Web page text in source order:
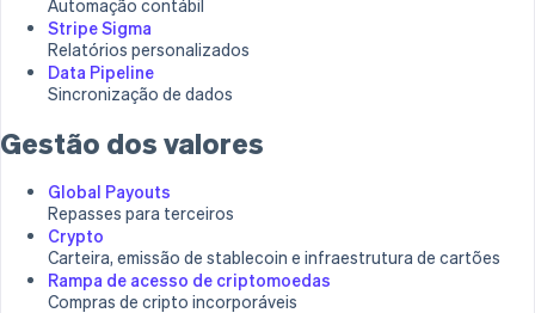
Stripe Sigma
Relatórios personalizados
Data Pipeline
Sincronização de dados
Gestão dos valores
Global Payouts
Repasses para terceiros
Crypto
Carteira, emissão de stablecoin e infraestrutura de cartões
Rampa de acesso de criptomoedas
Compras de cripto incorporáveis
Automação contábil
Stripe Sigma
Relatórios personalizados
Data Pipeline
Sincronização de dados
Gestão dos valores
Global Payouts
Repasses para terceiros
Crypto
Carteira, emissão de stablecoin e infraestrutura de cartões
Rampa de acesso de criptomoedas
Compras de cripto incorporáveis